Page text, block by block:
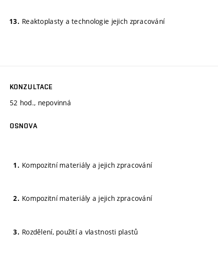
Reaktoplasty a technologie jejich zpracování
KONZULTACE
52 hod., nepovinná
OSNOVA
Kompozitní materiály a jejich zpracování
Kompozitní materiály a jejich zpracování
Rozdělení, použití a vlastnosti plastů